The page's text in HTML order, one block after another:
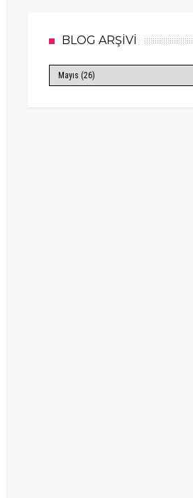
BLOG ARŞİVİ